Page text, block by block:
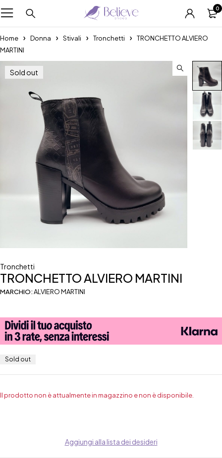
0
Home Donna Stivali Tronchetti
TRONCHETTO ALVIERO
MARTINI
Sold out
Tronchetti
TRONCHETTO ALVIERO MARTINI
MARCHIO:ALVIERO MARTINI
Sold out
Il prodotto non è attualmente in magazzino e non è disponibile.
Aggiungi alla lista dei desideri